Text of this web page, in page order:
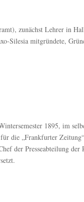
zunächst Lehrer in
Silesia mitgründete,
1895, im
die „Frankfurter
der Presseabteilung